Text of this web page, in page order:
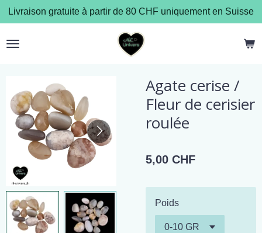
Passer
au
contenu
Livraison gratuite à partir de 80 CHF uniquement en Suisse
Agate cerise /
Fleur de cerisier
roulée
5,00 CHF
Poids